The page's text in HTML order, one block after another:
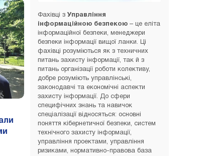
Фахівці з Управління
інформаційною безпекою – це еліта
інформаційної безпеки, менеджери
безпеки інформації вищої ланки. Ці
фахівці розуміються як з техничних
питань захисту інформації, так й з
питань організації роботи колективу,
добре розуміють управлінські,
законодавчі та економічні аспекти
захисту інформації. До сфери
специфічних знань та навичок
спеціалізації відносяться: основні
поняття кібернетичної безпеки, систем
технічного захисту інформації,
управління проектами, управління
ризиками, нормативно-правова база